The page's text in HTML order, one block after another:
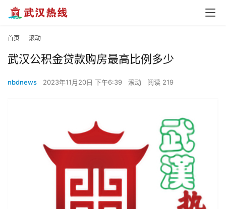
首页 滚动
武汉公积金贷款购房最高比例多少
nbdnews 2023年11月20日 下午6:39 滚动 阅读 219